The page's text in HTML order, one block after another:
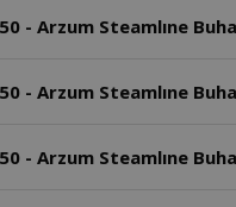
- Arzum Steamlıne
- Arzum Steamlıne